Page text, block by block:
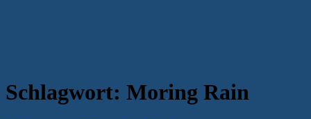
Schlagwort: Moring Rain